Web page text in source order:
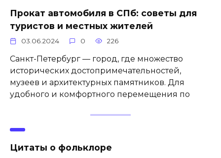
Прокат автомобиля в СПб: советы для
туристов и местных жителей
03.06.2024 0 226
Санкт-Петербург — город, где множество
исторических достопримечательностей,
музеев и архитектурных памятников. Для
удобного и комфортного перемещения по
Цитаты о фольклоре